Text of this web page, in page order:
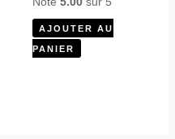
AJOUTER AU
PANIER